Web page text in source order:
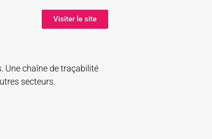
Visiter le site
Une chaîne de traçabilité
secteurs.